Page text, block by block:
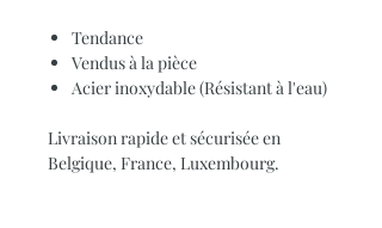
Tendance
Vendus à la pièce
Acier inoxydable (Résistant à l'eau)
Livraison rapide et sécurisée en
Belgique, France, Luxembourg.